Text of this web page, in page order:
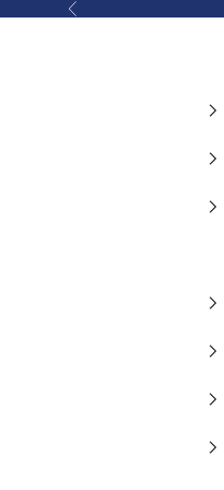
Precedente